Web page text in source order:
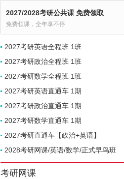
2027/2028考研公共课 免费领取
免费领课，全年享不停
2027考研英语全程班 1班
2027考研政治全程班 1班
2027考研数学全程班 1班
2027考研英语直通车 1期
2027考研政治直通车 1期
2027考研数学直通车 1期
2027考研直通车【政治+英语】
2028考研网课/英语/数学/正式早鸟班
考研网课